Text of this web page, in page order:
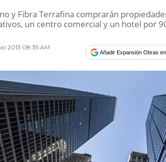
y Fibra Terrafina comprarán
un centro comercial y un hotel por
2013 08:35 AM
Añadir Expansión Obras